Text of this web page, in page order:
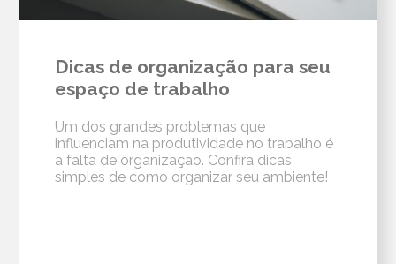
Dicas de organização para seu
espaço de trabalho
Um dos grandes problemas que
influenciam na produtividade no trabalho é
a falta de organização. Confira dicas
simples de como organizar seu ambiente!